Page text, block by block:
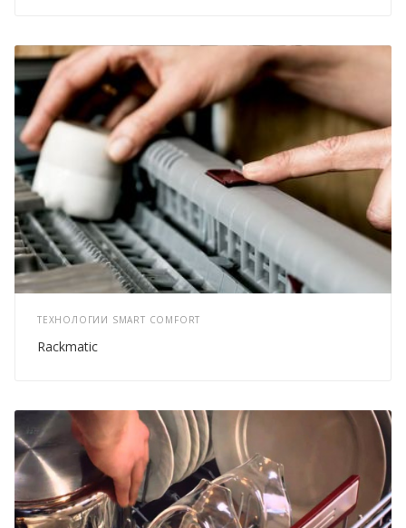
ТЕХНОЛОГИИ SMART COMFORT
Rackmatic